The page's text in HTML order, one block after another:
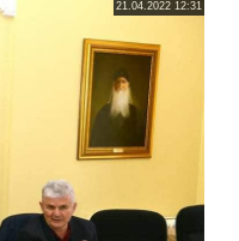
21.04.2022 12:31